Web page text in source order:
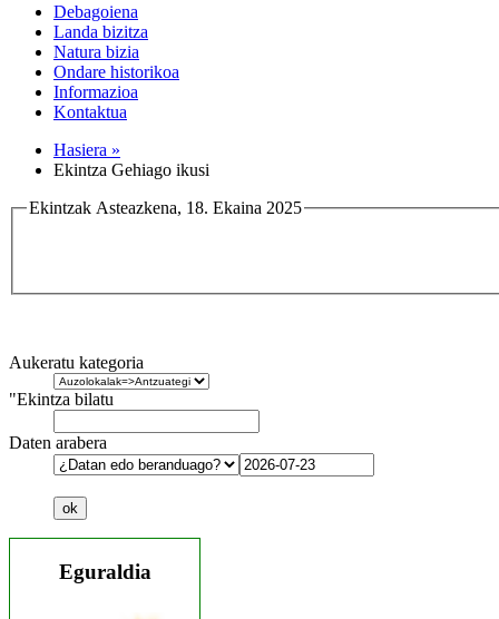
Debagoiena
Landa bizitza
Natura bizia
Ondare historikoa
Informazioa
Kontaktua
Hasiera »
Ekintza Gehiago ikusi
Ekintzak Asteazkena, 18. Ekaina 2025
Aukeratu kategoria
"Ekintza bilatu
Daten arabera
Eguraldia